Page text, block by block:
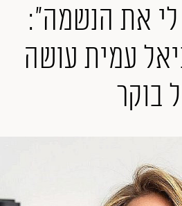
אופנה
ביוטי
סלבס
נוספים
המגזין
לי את הנשמה":
עמית עושה
בוקר